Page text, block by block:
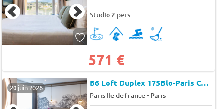
Studio 2 pers.
571 €
20 juin 2026 B6 Loft Duplex 175Blo-Paris Convention
Paris Ile de france- Paris